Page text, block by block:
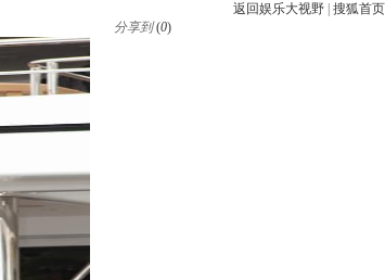
返回娱乐大视野 搜狐首页
分享到 (0)